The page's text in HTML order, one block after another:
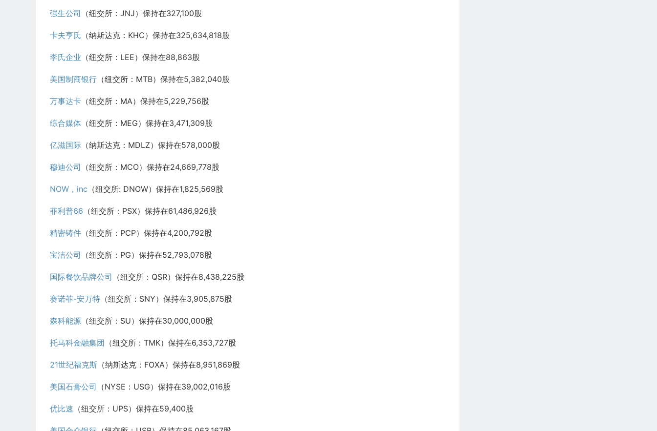
强生公司 （纽交所：JNJ）保持在327,100股
卡夫亨氏 （纳斯达克：KHC）保持在325,634,818股
李氏企业 （纽交所：LEE）保持在88,863股
美国制商银行 （纽交所：MTB）保持在5,382,040股
万事达卡 （纽交所：MA）保持在5,229,756股
综合媒体 （纽交所：MEG）保持在3,471,309股
亿滋国际 （纳斯达克：MDLZ）保持在578,000股
穆迪公司 （纽交所：MCO）保持在24,669,778股
NOW，inc （纽交所: DNOW）保持在1,825,569股
菲利普66 （纽交所：PSX）保持在61,486,926股
精密铸件 （纽交所：PCP）保持在4,200,792股
宝洁公司 （纽交所：PG）保持在52,793,078股
国际餐饮品牌公司 （纽交所：QSR）保持在8,438,225股
赛诺菲-安万特 （纽交所：SNY）保持在3,905,875股
森科能源 （纽交所：SU）保持在30,000,000股
托马科金融集团 （纽交所：TMK）保持在6,353,727股
21世纪福克斯 （纳斯达克：FOXA）保持在8,951,869股
美国石膏公司 （NYSE：USG）保持在39,002,016股
优比速 （纽交所：UPS）保持在59,400股